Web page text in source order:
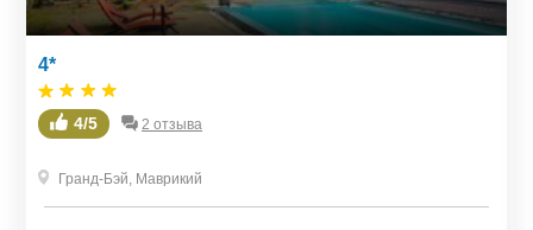
4*
4/5 2 отзыва
Гранд-Бэй, Маврикий